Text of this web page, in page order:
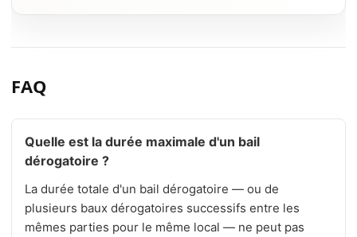
FAQ
Quelle est la durée maximale d'un bail
dérogatoire ?
La durée totale d'un bail dérogatoire — ou de
plusieurs baux dérogatoires successifs entre les
mêmes parties pour le même local — ne peut pas